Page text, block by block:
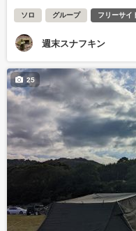
ソロ グループ フリーサイ
週末スナフキン
25